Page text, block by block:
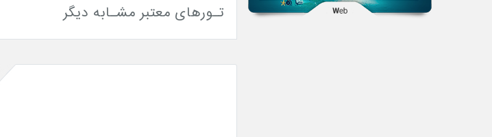
تـورهای معتبر مشـابه دیگر